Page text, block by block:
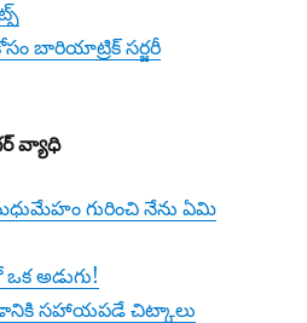
బారియాట్రిక్ సర్జరీ
వ్యాధి
గురించి నేను ఏమి
అడుగు!
సహాయపడే చిట్కాలు